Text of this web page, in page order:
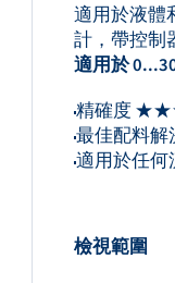
適用於液體
計，帶控制
適用於
精確度
最佳配料解
適用於任何
檢視範圍